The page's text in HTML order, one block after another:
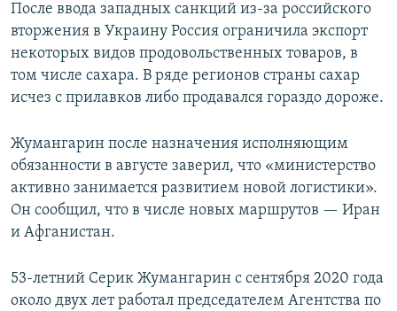
После ввода западных санкций из-за российского
вторжения в Украину Россия ограничила экспорт
некоторых видов продовольственных товаров, в
том числе сахара. В ряде регионов страны сахар
исчез с прилавков либо продавался гораздо дороже.
Жумангарин после назначения исполняющим
обязанности в августе заверил, что «министерство
активно занимается развитием новой логистики».
Он сообщил, что в числе новых маршрутов — Иран
и Афганистан.
53-летний Серик Жумангарин с сентября 2020 года
около двух лет работал председателем Агентства по